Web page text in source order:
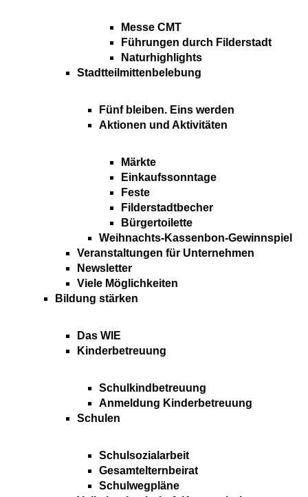
Messe CMT
Führungen durch Filderstadt
Naturhighlights
Stadtteilmittenbelebung
Fünf bleiben. Eins werden
Aktionen und Aktivitäten
Märkte
Einkaufssonntage
Feste
Filderstadtbecher
Bürgertoilette
Weihnachts-Kassenbon-Gewinnspiel
Veranstaltungen für Unternehmen
Newsletter
Viele Möglichkeiten
Bildung stärken
Das WIE
Kinderbetreuung
Schulkindbetreuung
Anmeldung Kinderbetreuung
Schulen
Schulsozialarbeit
Gesamtelternbeirat
Schulwegpläne